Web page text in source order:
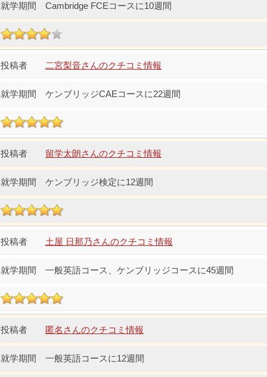
Cambridge FCEコースに10週間
二宮梨音さんのクチコミ情報
ケンブリッジCAEコースに22週間
留学太朗さんのクチコミ情報
ケンブリッジ検定に12週間
土屋 日那乃さんのクチコミ情報
一般英語コース、ケンブリッジコースに45週間
匿名さんのクチコミ情報
一般英語コースに12週間